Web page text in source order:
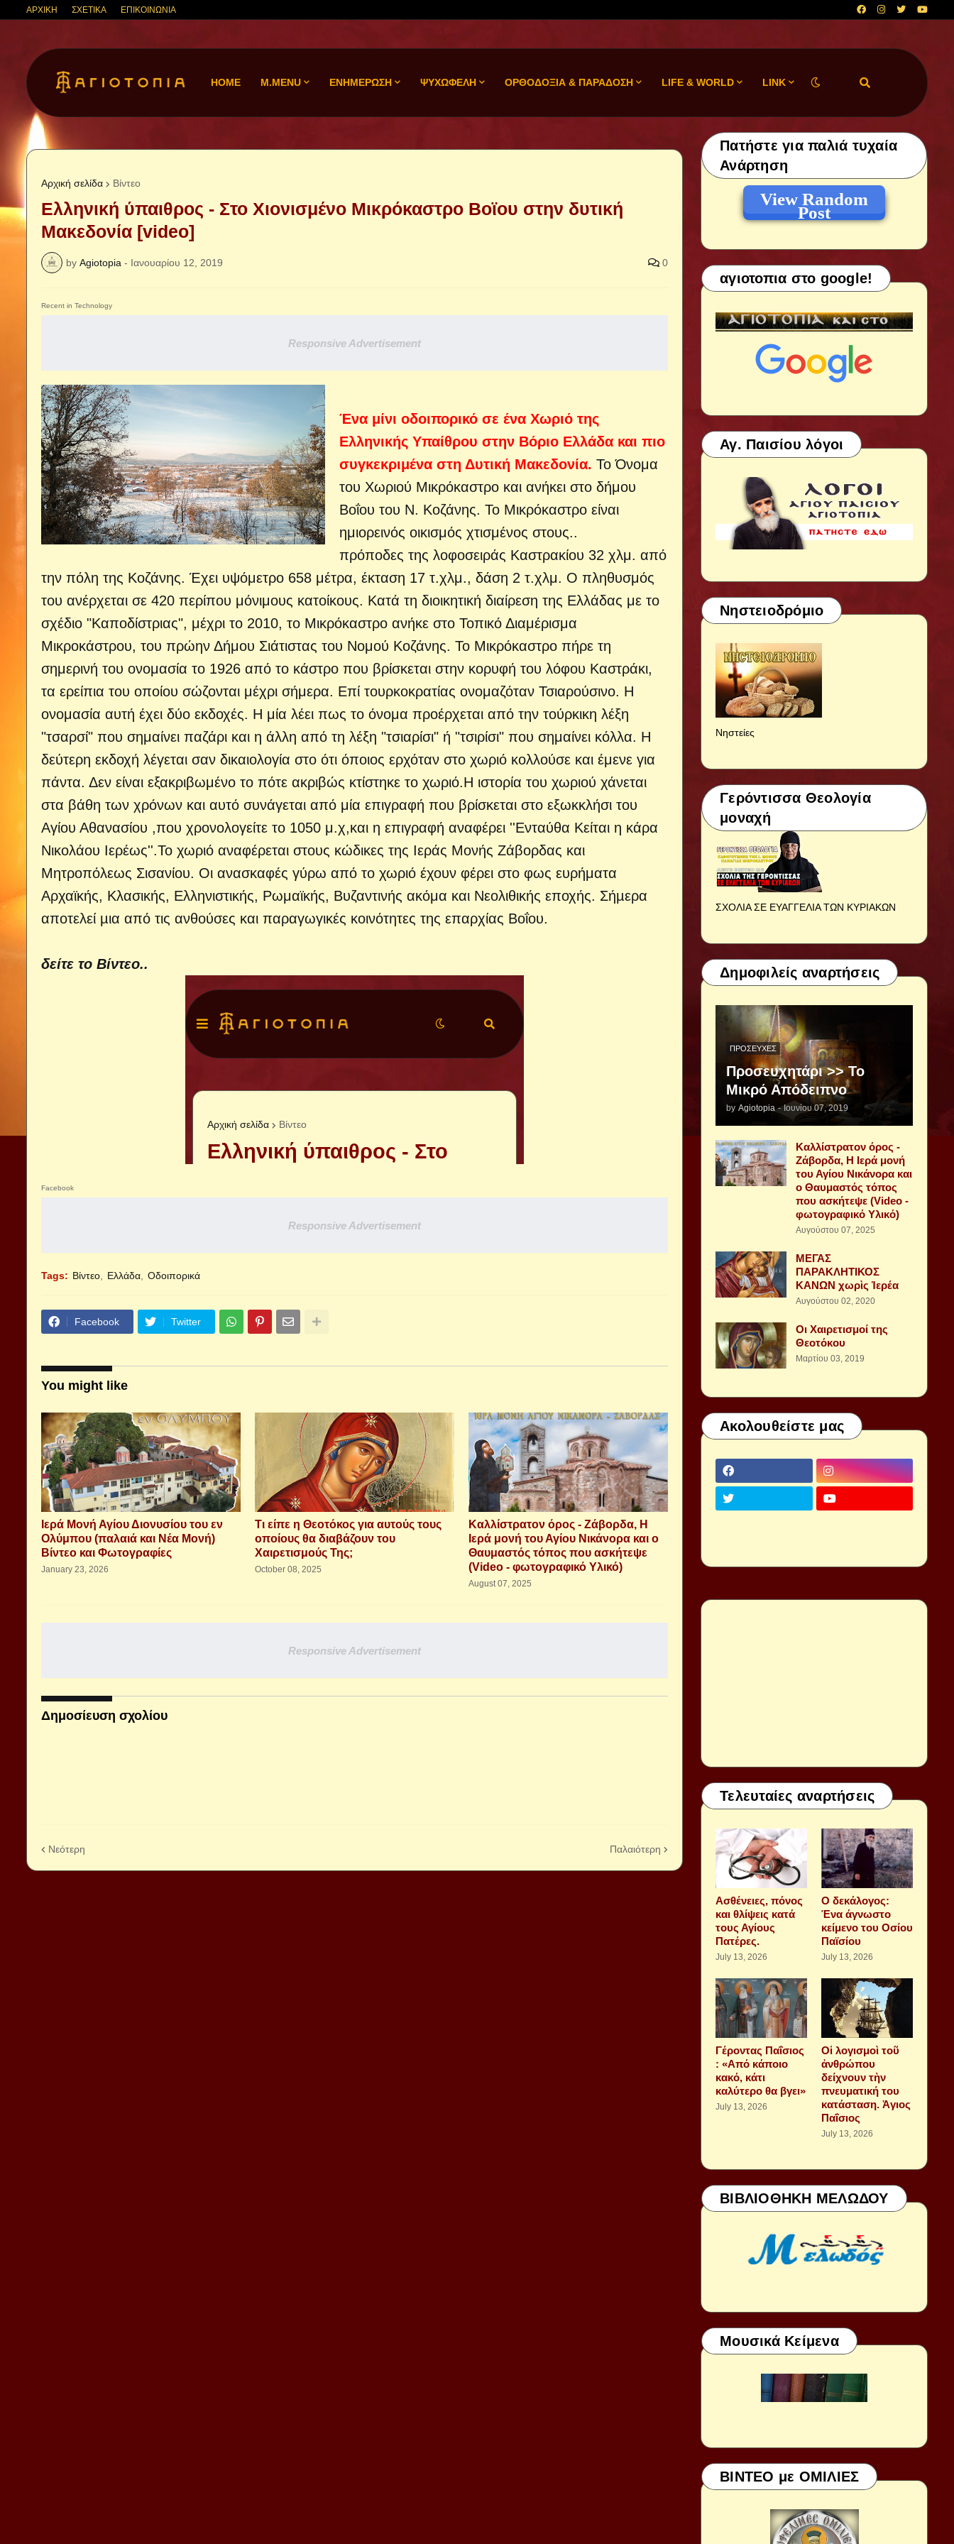
ΑΡΧΙΚΗ ΣΧΕΤΙΚΑ ΕΠΙΚΟΙΝΩΝΙΑ
HOME M.MENU ΕΝΗΜΕΡΩΣΗ ΨΥΧΩΦΕΛΗ ΟΡΘΟΔΟΞΙΑ & ΠΑΡΑΔΟΣΗ LIFE & WORLD LINK
Αρχική σελίδα Βίντεο
Ελληνική ύπαιθρος - Στο Χιονισμένο Μικρόκαστρο Βοϊου στην δυτική
Μακεδονία [video]
by Agiotopia - Ιανουαρίου 12, 2019 0
Recent in Technology
Responsive Advertisement
Ένα μίνι οδοιπορικό σε ένα Χωριό της
Ελληνικής Υπαίθρου στην Βόριο Ελλάδα και πιο
συγκεκριμένα στη Δυτική Μακεδονία. Το Όνομα
του Χωριού Μικρόκαστρο και ανήκει στο δήμου
Βοΐου του Ν. Κοζάνης. Το Μικρόκαστρο είναι
ημιορεινός οικισμός χτισμένος στους..
πρόποδες της λοφοσειράς Καστρακίου 32 χλμ. από
την πόλη της Κοζάνης. Έχει υψόμετρο 658 μέτρα, έκταση 17 τ.χλμ., δάση 2 τ.χλμ. Ο πληθυσμός
του ανέρχεται σε 420 περίπου μόνιμους κατοίκους. Κατά τη διοικητική διαίρεση της Ελλάδας με το
σχέδιο "Καποδίστριας", μέχρι το 2010, το Μικρόκαστρο ανήκε στο Τοπικό Διαμέρισμα
Μικροκάστρου, του πρώην Δήμου Σιάτιστας του Νομού Κοζάνης. Το Μικρόκαστρο πήρε τη
σημερινή του ονομασία το 1926 από το κάστρο που βρίσκεται στην κορυφή του λόφου Καστράκι,
τα ερείπια του οποίου σώζονται μέχρι σήμερα. Επί τουρκοκρατίας ονομαζόταν Τσιαρούσινο. Η
ονομασία αυτή έχει δύο εκδοχές. Η μία λέει πως το όνομα προέρχεται από την τούρκικη λέξη
"τσαρσί" που σημαίνει παζάρι και η άλλη από τη λέξη "τσιαρίσι" ή "τσιρίσι" που σημαίνει κόλλα. Η
δεύτερη εκδοχή λέγεται σαν δικαιολογία στο ότι όποιος ερχόταν στο χωριό κολλούσε και έμενε για
πάντα. Δεν είναι εξακριβωμένο το πότε ακριβώς κτίστηκε το χωριό.Η ιστορία του χωριού χάνεται
στα βάθη των χρόνων και αυτό συνάγεται από μία επιγραφή που βρίσκεται στο εξωκκλήσι του
Αγίου Αθανασίου ,που χρονολογείτε το 1050 μ.χ,και η επιγραφή αναφέρει ''Ενταύθα Κείται η κάρα
Νικολάου Ιερέως''.Το χωριό αναφέρεται στους κώδικες της Ιεράς Μονής Ζάβορδας και
Μητροπόλεως Σισανίου. Οι ανασκαφές γύρω από το χωριό έχουν φέρει στο φως ευρήματα
Αρχαϊκής, Κλασικής, Ελληνιστικής, Ρωμαϊκής, Βυζαντινής ακόμα και Νεολιθικής εποχής. Σήµερα
αποτελεί µια από τις ανθούσες και παραγωγικές κοινότητες της επαρχίας Βοΐου.
δείτε το Βίντεο..
Facebook
Responsive Advertisement
Tags: Βίντεο Ελλάδα Οδοιπορικά
Facebook Twitter
You might like
Ιερά Μονή Αγίου Διονυσίου του εν
Ολύμπου (παλαιά και Νέα Μονή)
Βίντεο και Φωτογραφίες
January 23, 2026
Τι είπε η Θεοτόκος για αυτούς τους
οποίους θα διαβάζουν του
Χαιρετισμούς Της;
October 08, 2025
Καλλίστρατον όρος - Ζάβορδα, Η
Ιερά μονή του Αγίου Νικάνορα και ο
Θαυμαστός τόπος που ασκήτεψε
(Video - φωτογραφικό Υλικό)
August 07, 2025
Responsive Advertisement
Δημοσίευση σχολίου
Νεότερη Παλαιότερη
Πατήστε για παλιά τυχαία
Ανάρτηση
View Random
Post
αγιοτοπια στο google!
Αγ. Παισίου λόγοι
Νηστειοδρόμιο
Νηστείες
Γερόντισσα Θεολογία
μοναχή
ΣΧΟΛΙΑ ΣΕ ΕΥΑΓΓΕΛΙΑ ΤΩΝ ΚΥΡΙΑΚΩΝ
Δημοφιλείς αναρτήσεις
ΠΡΟΣΕΥΧΈΣ
Προσευχητάρι >> Το
Μικρό Απόδειπνο
by Agiotopia - Ιουνίου 07, 2019
Καλλίστρατον όρος -
Ζάβορδα, Η Ιερά μονή
του Αγίου Νικάνορα και
ο Θαυμαστός τόπος
που ασκήτεψε (Video -
φωτογραφικό Υλικό)
Αυγούστου 07, 2025
ΜΕΓΑΣ
ΠΑΡΑΚΛΗΤΙΚΟΣ
ΚΑΝΩΝ χωρὶς Ἱερέα
Αυγούστου 02, 2020
Οι Χαιρετισμοί της
Θεοτόκου
Μαρτίου 03, 2019
Ακολουθείστε μας
Τελευταίες αναρτήσεις
Aσθένειες, πόνος
και θλίψεις κατά
τους Αγίους
Πατέρες.
July 13, 2026
Ο δεκάλογος:
Ένα άγνωστο
κείμενο του Οσίου
Παϊσίου
July 13, 2026
Γέροντας Παΐσιος
: «Από κάποιο
κακό, κάτι
καλύτερο θα βγει»
July 13, 2026
Οἱ λογισμοὶ τοῦ
ἀνθρώπου
δείχνουν τὴν
πνευματική του
κατάσταση. Ἁγιος
Παΐσιος
July 13, 2026
ΒΙΒΛΙΟΘΗΚΗ ΜΕΛΩΔΟΥ
Μουσικά Κείμενα
ΒΙΝΤΕΟ με ΟΜΙΛΙΕΣ